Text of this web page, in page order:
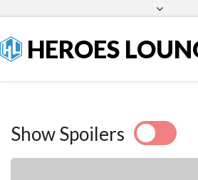
HEROES
Show Spoilers